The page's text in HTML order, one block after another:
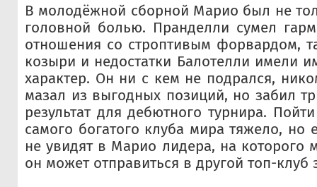
В молодёжной сборной Марио был не
головной болью. Пранделли сумел
отношения со строптивым форвардом,
козыри и недостатки Балотелли имели
характер. Он ни с кем не подрался,
мазал из выгодных позиций, но забил
результат для дебютного турнира.
самого богатого клуба мира тяжело, но
не увидят в Марио лидера, на которого
он может отправиться в другой топ-